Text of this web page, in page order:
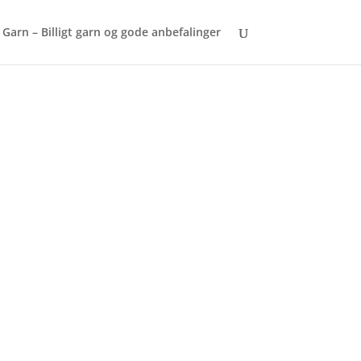
Garn – Billigt garn og gode anbefalinger